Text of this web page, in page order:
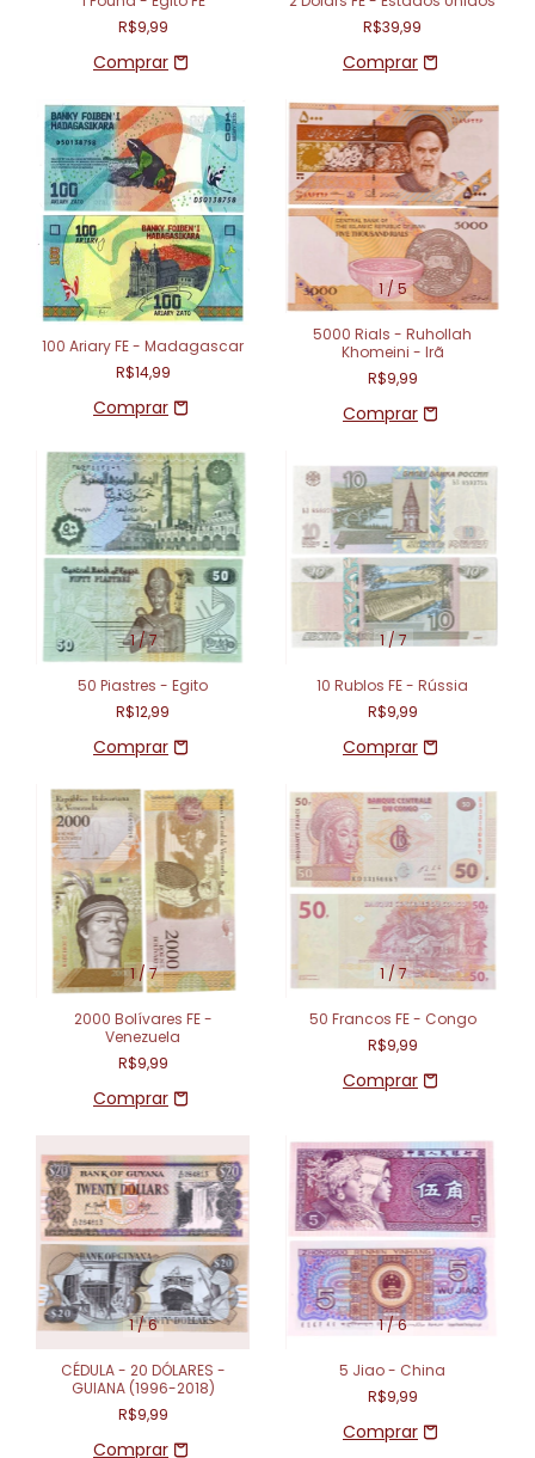
R$9,99
R$39,99
100 Ariary FE - Madagascar
R$14,99
1/5
5000 Rials - Ruhollah
Khomeini - Irã
R$9,99
1/7
50 Piastres - Egito
R$12,99
1/7
10 Rublos FE - Rússia
R$9,99
1/7
2000 Bolívares FE -
Venezuela
R$9,99
1/7
50 Francos FE - Congo
R$9,99
1/6
CÉDULA - 20 DÓLARES -
GUIANA (1996-2018)
R$9,99
1/6
5 Jiao - China
R$9,99